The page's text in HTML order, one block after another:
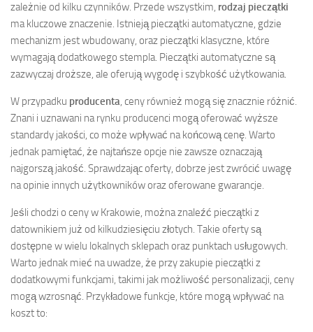
zależnie od kilku czynników. Przede wszystkim, rodzaj pieczątki
ma kluczowe znaczenie. Istnieją pieczątki automatyczne, gdzie
mechanizm jest wbudowany, oraz pieczątki klasyczne, które
wymagają dodatkowego stempla. Pieczątki automatyczne są
zazwyczaj droższe, ale oferują wygodę i szybkość użytkowania.
W przypadku producenta, ceny również mogą się znacznie różnić.
Znani i uznawani na rynku producenci mogą oferować wyższe
standardy jakości, co może wpływać na końcową cenę. Warto
jednak pamiętać, że najtańsze opcje nie zawsze oznaczają
najgorszą jakość. Sprawdzając oferty, dobrze jest zwrócić uwagę
na opinie innych użytkowników oraz oferowane gwarancje.
Jeśli chodzi o ceny w Krakowie, można znaleźć pieczątki z
datownikiem już od kilkudziesięciu złotych. Takie oferty są
dostępne w wielu lokalnych sklepach oraz punktach usługowych.
Warto jednak mieć na uwadze, że przy zakupie pieczątki z
dodatkowymi funkcjami, takimi jak możliwość personalizacji, ceny
mogą wzrosnąć. Przykładowe funkcje, które mogą wpływać na
koszt to: